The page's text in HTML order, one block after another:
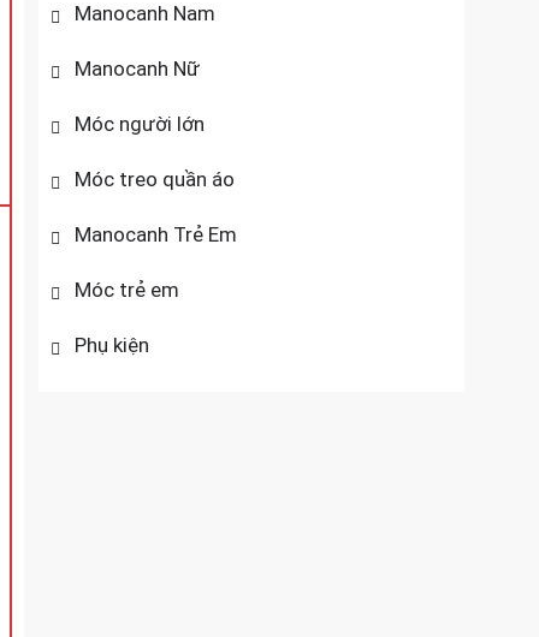
Manocanh Nam
Manocanh Nữ
Móc người lớn
Móc treo quần áo
Manocanh Trẻ Em
Móc trẻ em
Phụ kiện